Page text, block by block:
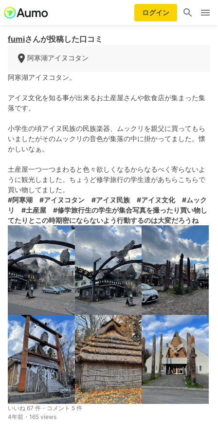
ログイン
fumiさんが投稿した口コミ
阿寒湖アイヌコタン
阿寒湖アイヌコタン。
アイヌ文化を知る事が出来るお土産屋さんや飲食店が集まった集
落です。
小学生の頃アイヌ民族の民族楽器、ムックリを親父に買ってもら
いましたがそのムックリの音色が集落の中に掛かってました。懐
かしいなぁ。
土産屋一つ一つまわると色々欲しくなるからなるべく寄らないよ
うに観光しました。ちょうど修学旅行の学生達があちらこちらで
買い物してました。
#阿寒湖
#アイヌコタン #アイヌ民族 #アイヌ文化
#ムック
リ
#土産屋
#修学旅行生の学生が集合写真を撮ったり買い物し
てたりとこの時期密にならないよう行動するのは大変だろうね
いいね 67 件・コメント 5 件
4年前・165 views